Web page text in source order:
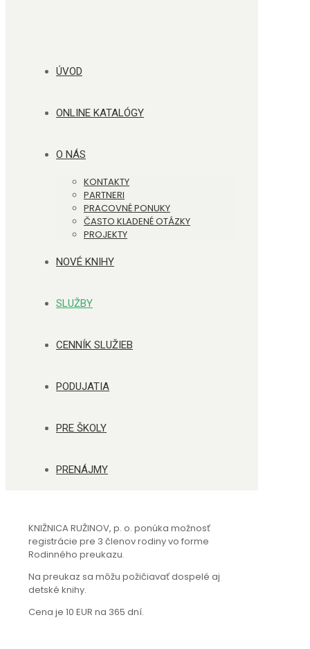
ÚVOD
ONLINE KATALÓGY
O NÁS
KONTAKTY
PARTNERI
PRACOVNÉ PONUKY
ČASTO KLADENÉ OTÁZKY
PROJEKTY
NOVÉ KNIHY
SLUŽBY
CENNÍK SLUŽIEB
PODUJATIA
PRE ŠKOLY
PRENÁJMY
KNIŽNICA RUŽINOV, p. o. ponúka možnosť
registrácie pre 3 členov rodiny vo forme
Rodinného preukazu.
Na preukaz sa môžu požičiavať dospelé aj
detské knihy.
Cena je 10 EUR na 365 dní.